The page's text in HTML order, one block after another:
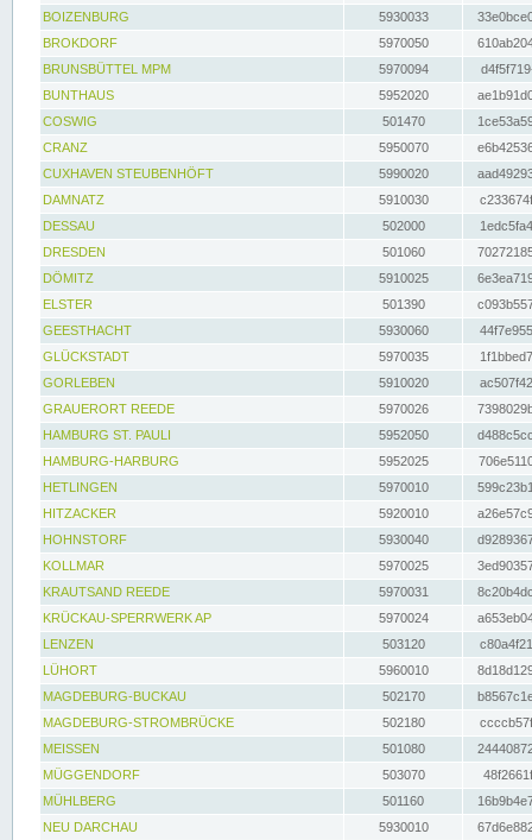
BOIZENBURG
5930033
BROKDORF
5970050
BRUNSBÜTTEL MPM
5970094
BUNTHAUS
5952020
COSWIG
501470
CRANZ
5950070
CUXHAVEN STEUBENHÖFT
5990020
DAMNATZ
5910030
DESSAU
502000
DRESDEN
501060
DÖMITZ
5910025
ELSTER
501390
GEESTHACHT
5930060
GLÜCKSTADT
5970035
GORLEBEN
5910020
GRAUERORT REEDE
5970026
HAMBURG ST. PAULI
5952050
HAMBURG-HARBURG
5952025
HETLINGEN
5970010
HITZACKER
5920010
HOHNSTORF
5930040
KOLLMAR
5970025
KRAUTSAND REEDE
5970031
KRÜCKAU-SPERRWERK AP
5970024
LENZEN
503120
LÜHORT
5960010
MAGDEBURG-BUCKAU
502170
MAGDEBURG-STROMBRÜCKE
502180
MEISSEN
501080
MÜGGENDORF
503070
MÜHLBERG
501160
NEU DARCHAU
5930010